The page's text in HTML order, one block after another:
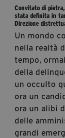
+39 346
Convitato di
stata definita in
Direzione
Un mondo
nella realtà
tempo,
della
un occulto
ora un
ora un alibi
delle
grandi